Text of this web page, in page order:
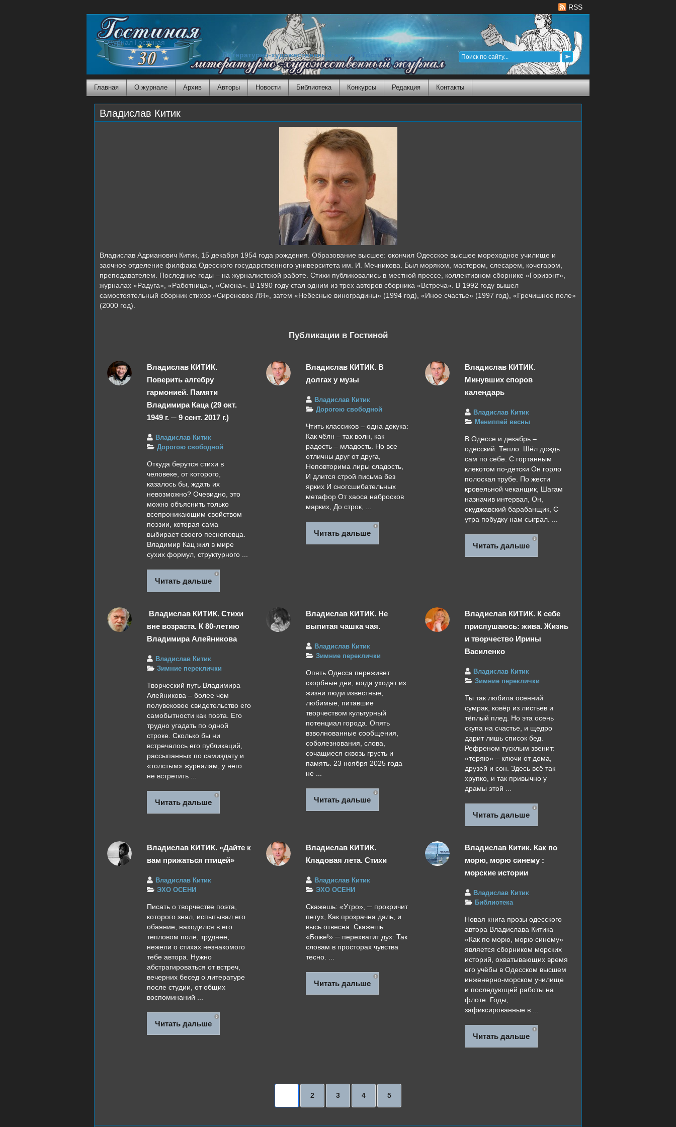
RSS
Журнал Гостиная
Литературно-художественный журнал Гостиная
Главная О журнале Архив Авторы Новости Библиотека Конкурсы Редакция Контакты
Владислав Китик
Владислав Адрианович Китик, 15 декабря 1954 года рождения. Образование высшее: окончил Одесское высшее мореходное училище и
заочное отделение филфака Одесского государственного университета им. И. Мечникова. Был моряком, мастером, слесарем, кочегаром,
преподавателем. Последние годы – на журналистской работе. Стихи публиковались в местной прессе, коллективном сборнике «Горизонт»,
журналах «Радуга», «Работница», «Смена». В 1990 году стал одним из трех авторов сборника «Встреча». В 1992 году вышел
самостоятельный сборник стихов «Сиреневое ЛЯ», затем «Небесные виноградины» (1994 год), «Иное счастье» (1997 год), «Гречишное поле»
(2000 год).
Публикации в Гостиной
Владислав КИТИК.
Поверить алгебру
гармонией. Памяти
Владимира Каца (29 окт.
1949 г. ─ 9 сент. 2017 г.)
Владислав Китик
Дорогою свободной
Откуда берутся стихи в
человеке, от которого,
казалось бы, ждать их
невозможно? Очевидно, это
можно объяснить только
всепроникающим свойством
поэзии, которая сама
выбирает своего песнопевца.
Владимир Кац жил в мире
сухих формул, структурного ...
Читать дальше
Владислав КИТИК. В
долгах у музы
Владислав Китик
Дорогою свободной
Чтить классиков – одна докука:
Как чёлн – так волн, как
радость – младость. Но все
отличны друг от друга,
Неповторима лиры сладость,
И длится строй письма без
ярких И сногсшибательных
метафор От хаоса набросков
марких, До строк, ...
Читать дальше
Владислав КИТИК.
Минувших споров
календарь
Владислав Китик
Мениппей весны
В Одессе и декабрь –
одесский: Тепло. Шёл дождь
сам по себе. С гортанным
клекотом по-детски Он горло
полоскал трубе. По жести
кровельной чеканщик, Шагам
назначив интервал, Он,
окуджавский барабанщик, С
утра побудку нам сыграл. ...
Читать дальше
Владислав КИТИК. Стихи
вне возраста. К 80-летию
Владимира Алейникова
Владислав Китик
Зимние переклички
Творческий путь Владимира
Алейникова – более чем
полувековое свидетельство его
самобытности как поэта. Его
трудно угадать по одной
строке. Сколько бы ни
встречалось его публикаций,
рассыпанных по самиздату и
«толстым» журналам, у него
не встретить ...
Читать дальше
Владислав КИТИК. Не
выпитая чашка чая.
Владислав Китик
Зимние переклички
Опять Одесса переживет
скорбные дни, когда уходят из
жизни люди известные,
любимые, питавшие
творчеством культурный
потенциал города. Опять
взволнованные сообщения,
соболезнования, слова,
сочащиеся сквозь грусть и
память. 23 ноября 2025 года
не ...
Читать дальше
Владислав КИТИК. К себе
прислушаюсь: жива. Жизнь
и творчество Ирины
Василенко
Владислав Китик
Зимние переклички
Ты так любила осенний
сумрак, ковёр из листьев и
тёплый плед. Но эта осень
скупа на счастье, и щедро
дарит лишь список бед.
Рефреном тусклым звенит:
«теряю» – ключи от дома,
друзей и сон. Здесь всё так
хрупко, и так привычно у
драмы этой ...
Читать дальше
Владислав КИТИК. «Дайте к
вам прижаться птицей»
Владислав Китик
ЭХО ОСЕНИ
Писать о творчестве поэта,
которого знал, испытывал его
обаяние, находился в его
тепловом поле, труднее,
нежели о стихах незнакомого
тебе автора. Нужно
абстрагироваться от встреч,
вечерних бесед о литературе
после студии, от общих
воспоминаний ...
Читать дальше
Владислав КИТИК.
Кладовая лета. Стихи
Владислав Китик
ЭХО ОСЕНИ
Скажешь: «Утро», ─ прокричит
петух, Как прозрачна даль, и
высь отвесна. Скажешь:
«Боже!» ─ перехватит дух: Так
словам в просторах чувства
тесно. ...
Читать дальше
Владислав Китик. Как по
морю, морю синему :
морские истории
Владислав Китик
Библиотека
Новая книга прозы одесского
автора Владислава Китика
«Как по морю, морю синему»
является сборником морских
историй, охватывающих время
его учёбы в Одесском высшем
инженерно-морском училище
и последующей работы на
флоте. Годы,
зафиксированные в ...
Читать дальше
2 3 4 5